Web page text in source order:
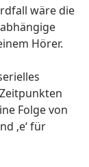
wäre die
Hörer.
Folge von
‚e‘ für